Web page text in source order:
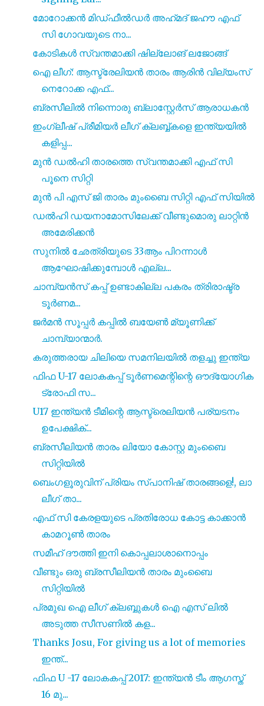
മോറോക്കൻ മിഡ്‌ഫീൽഡർ അഹ്‌മദ്‌ ജഹൗ എഫ്
സി ഗോവയുടെ നാ...
കോടികൾ സ്വന്തമാക്കി ഷില്ലോങ് ലജോങ്ങ്
ഐ ലീഗ്: ആസ്ട്രേലിയൻ താരം ആരിൻ വില്യംസ്
നെറോക്ക എഫ്...
ബ്രസീലിൽ നിന്നൊരു ബ്ലാസ്റ്റേർസ് ആരാധകൻ
ഇംഗ്ലീഷ് പ്രീമിയർ ലീഗ് ക്ലബ്ബ്കളെ ഇന്ത്യയിൽ
കളിപ്പ...
മുൻ ഡൽഹി താരത്തെ സ്വന്തമാക്കി എഫ് സി
പൂനെ സിറ്റി
മുൻ പി എസ് ജി താരം മുംബൈ സിറ്റി എഫ് സിയിൽ
ഡൽഹി ഡയനാമോസിലേക്ക് വീണ്ടുമൊരു ലാറ്റിൻ
അമേരിക്കൻ
സുനിൽ ഛേത്രിയുടെ 33ആം പിറന്നാൾ
ആഘോഷിക്കുമ്പോൾ എല്ല...
ചാമ്പ്യൻസ് കപ്പ് ഉണ്ടാകില്ല പകരം ത്രിരാഷ്ട്ര
ടൂർണമ...
ജർമൻ സൂപ്പർ കപ്പിൽ ബയേൺ മ്യൂണിക്ക്
ചാമ്പ്യാന്മാർ.
കരുത്തരായ ചിലിയെ സമനിലയിൽ തളച്ചു ഇന്ത്യ
ഫിഫ U-17 ലോകകപ്പ് ടൂർണമെന്റിന്റെ ഔദ്യോഗിക
ട്രോഫി സ...
U17 ഇന്ത്യൻ ടീമിന്റെ ആസ്ട്രെലിയൻ പര്യടനം
ഉപേക്ഷിക്...
ബ്രസീലിയൻ താരം ലിയോ കോസ്റ്റ മുംബൈ
സിറ്റിയിൽ
ബെംഗളൂരുവിന് പ്രിയം സ്പാനിഷ് താരങ്ങളെ!, ലാ
ലീഗ് താ...
എഫ് സി കേരളയുടെ പ്രതിരോധ കോട്ട കാക്കാൻ
കാമറൂൺ താരം
സമീഹ് ദൗത്തി ഇനി കൊപ്പലാശാനൊപ്പം
വീണ്ടും ഒരു ബ്രസീലിയൻ താരം മുംബൈ
സിറ്റിയിൽ
പ്രമുഖ ഐ ലീഗ് ക്ലബ്ബുകൾ ഐ എസ് ലിൽ
അടുത്ത സീസണിൽ കള...
Thanks Josu, For giving us a lot of memories
ഇന്ത്...
ഫിഫ U -17 ലോകകപ്പ് 2017: ഇന്ത്യൻ ടീം ആഗസ്ത്
16 മു...